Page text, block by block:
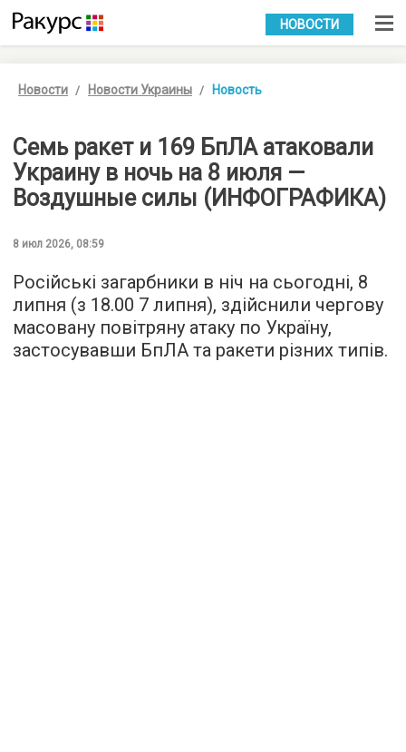
УКР РУС
НОВОСТИ
Новости Новости Украины Новость
Семь ракет и 169 БпЛА атаковали
Украину в ночь на 8 июля —
Воздушные силы (ИНФОГРАФИКА)
8 июл 2026, 08:59
Російські загарбники в ніч на сьогодні, 8
липня (з 18.00 7 липня), здійснили чергову
масовану повітряну атаку по Україну,
застосувавши БпЛА та ракети різних типів.